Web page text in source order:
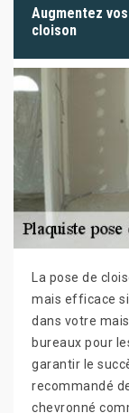
Augmentez
cloison
La pose de
mais efficace
dans votre
bureaux pour
garantir le
recommandé
chevronné